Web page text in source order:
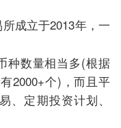
成立于2013年，一
种数量相当多(根据
2000+个)，而且平
、定期投资计划、